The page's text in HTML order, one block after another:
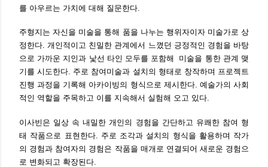
를 아우르는 가치에 대해 질문한다.
주형지는 자신을 미술을 통해 품을 나누는 행위자이자 미술가로 상
정한다. 개인적이고 친밀한 관계에서 느꼈던 긍정적인 경험을 바탕
으로 가까운 지인과 낯선 타인 모두를 포함해 미술을 통한 관계 맺
기를 시도한다. 주로 참여미술과 설치의 형태로 창작하며 프로젝트
진행 과정을 기록해 아카이빙의 형식으로 제시한다. 예술가의 사회
적인 역할을 주목하고 이를 지속해서 실험해 오고 있다.
이사빈은 일상 속 내밀한 개인의 경험을 간단하고 유쾌한 참여 형
태 작품으로 표현한다. 주로 조각과 설치의 형식을 활용하며 작가
의 경험과 참여자의 경험은 작품을 매개로 연결되어 새로운 경험으
로 변화되고 확장된다.